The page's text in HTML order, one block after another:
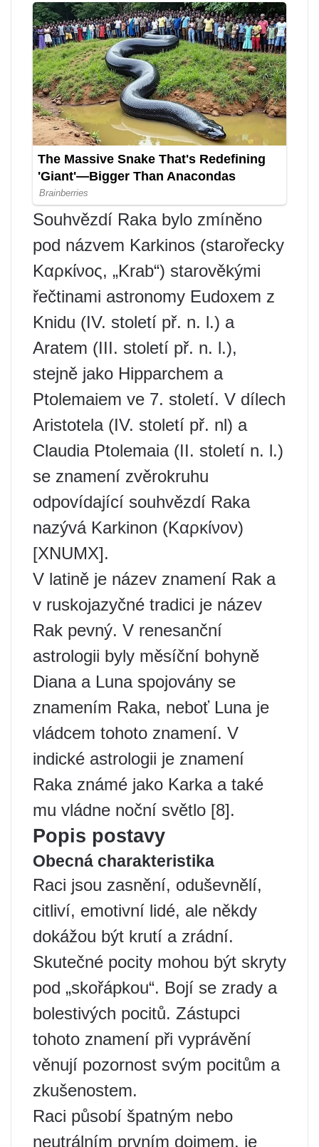
Souhvězdí Raka bylo zmíněno
pod názvem Karkinos (starořecky
Καρκίνος, „Krab“) starověkými
řečtinami astronomy Eudoxem z
Knidu (IV. století př. n. l.) a
Aratem (III. století př. n. l.),
stejně jako Hipparchem a
Ptolemaiem ve 7. století. V dílech
Aristotela (IV. století př. nl) a
Claudia Ptolemaia (II. století n. l.)
se znamení zvěrokruhu
odpovídající souhvězdí Raka
nazývá Karkinon (Καρκίνον)
[XNUMX].
V latině je název znamení Rak a
v ruskojazyčné tradici je název
Rak pevný. V renesanční
astrologii byly měsíční bohyně
Diana a Luna spojovány se
znamením Raka, neboť Luna je
vládcem tohoto znamení. V
indické astrologii je znamení
Raka známé jako Karka a také
mu vládne noční světlo [8].
Popis postavy
Obecná charakteristika
Raci jsou zasnění, oduševnělí,
citliví, emotivní lidé, ale někdy
dokážou být krutí a zrádní.
Skutečné pocity mohou být skryty
pod „skořápkou“. Bojí se zrady a
bolestivých pocitů. Zástupci
tohoto znamení při vyprávění
věnují pozornost svým pocitům a
zkušenostem.
Raci působí špatným nebo
neutrálním prvním dojmem, je